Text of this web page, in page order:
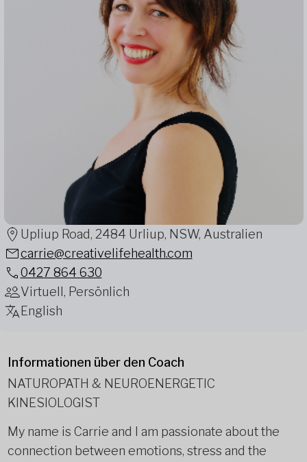
Upliup Road, 2484 Urliup, NSW, Australien
carrie@creativelifehealth.com
0427 864 630
Virtuell, Persönlich
English
Informationen über den Coach
NATUROPATH & NEUROENERGETIC
KINESIOLOGIST
My name is Carrie and I am passionate about the
connection between emotions, stress and the